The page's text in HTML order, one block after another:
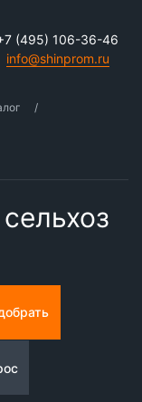
(495) 106-36-46
info@shinprom.ru